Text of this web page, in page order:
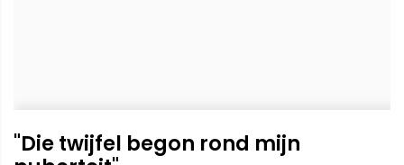
"Die twijfel begon rond mijn